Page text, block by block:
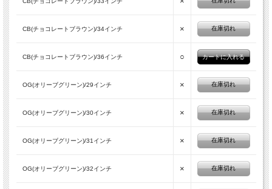
DICKIESスケートボーディングコレクション。生地には柔軟性を考慮
したFLEX素材を採用、使いやすさ、強度を再確認したベルトライン
など動きやすさを重視。フロントには使いやすいメタルのDickiesロ
エットはスリムストレート。(モデルスタッフ身長170cm体重63kgで
CB(チョコレートブラウン)/34インチ × 在庫切れ
CB(チョコレートブラウン)/36インチ ○
OG(オリーブグリーン)/29インチ × 在庫切れ
OG(オリーブグリーン)/30インチ × 在庫切れ
OG(オリーブグリーン)/31インチ × 在庫切れ
OG(オリーブグリーン)/32インチ × 在庫切れ